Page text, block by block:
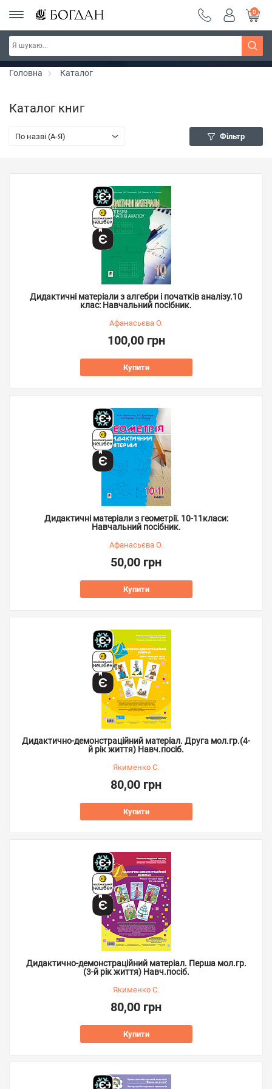
РОЗПРОДАЖ ~ 150 грн ~ 200 грн ~ 250 грн ~
300 грн ~ РОЗПРОДАЖ
Дізнатись більше
0
Головна Каталог
Каталог книг
По назві (A-Я) Фільтр
Дидактичні матеріали з алгебри і початків аналізу.10
клас: Навчальний посібник.
Афанасьєва О.
100,00 грн
Купити
Дидактичні матеріали з геометрії. 10-11класи:
Навчальний посібник.
Афанасьєва О.
50,00 грн
Купити
Дидактично-демонстраційний матеріал. Друга мол.гр.(4-
й рік життя) Навч.посіб.
Якименко С.
80,00 грн
Купити
Дидактично-демонстраційний матеріал. Перша мол.гр.
(3-й рік життя) Навч.посіб.
Якименко С.
80,00 грн
Купити